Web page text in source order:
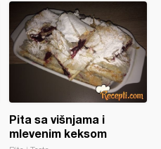
Pita sa višnjama i
mlevenim keksom